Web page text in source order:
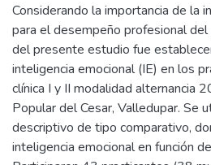
Considerando la importancia de la
para el desempeño profesional
del presente estudio fue
inteligencia emocional (IE) en los
clínica I y II modalidad alternancia
Popular del Cesar, Valledupar. Se
descriptivo de tipo comparativo,
inteligencia emocional en función